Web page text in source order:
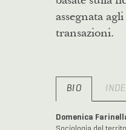
assegnata
transazioni.
BIO
Domenica